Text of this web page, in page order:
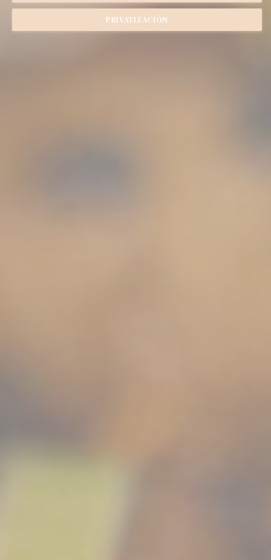
PRIVATIZACIÓN